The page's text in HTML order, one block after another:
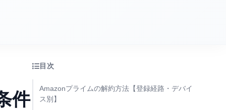
件
目次
Amazonプライムの解約方法【登録経路・デバイ
ス別】